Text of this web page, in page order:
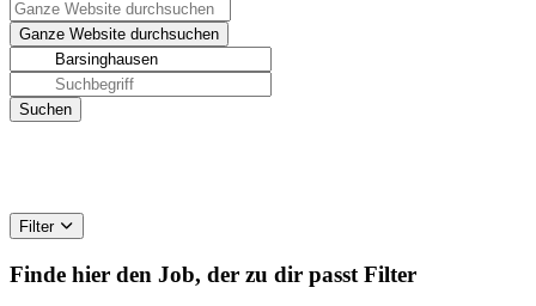
Filter
Finde hier den Job, der zu dir passt Filter